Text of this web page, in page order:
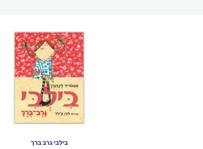
בילבי גרב ברך